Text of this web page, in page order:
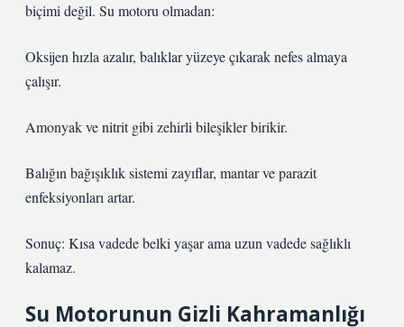
biçimi değil. Su motoru olmadan:
Oksijen hızla azalır, balıklar yüzeye çıkarak nefes almaya
çalışır.
Amonyak ve nitrit gibi zehirli bileşikler birikir.
Balığın bağışıklık sistemi zayıflar, mantar ve parazit
enfeksiyonları artar.
Sonuç: Kısa vadede belki yaşar ama uzun vadede sağlıklı
kalamaz.
Su Motorunun Gizli Kahramanlığı